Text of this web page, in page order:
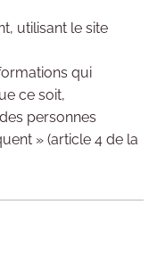
utilisant le site
qui
ce soit,
personnes
» (article 4 de la